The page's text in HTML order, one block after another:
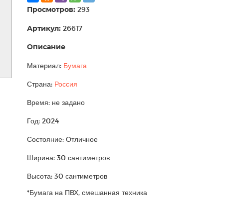
Просмотров: 293
Артикул: 26617
Описание
Материал: Бумага
Страна: Россия
Время: не задано
Год: 2024
Состояние: Отличное
Ширина: 30 сантиметров
Высота: 30 сантиметров
*Бумага на ПВХ, смешанная техника